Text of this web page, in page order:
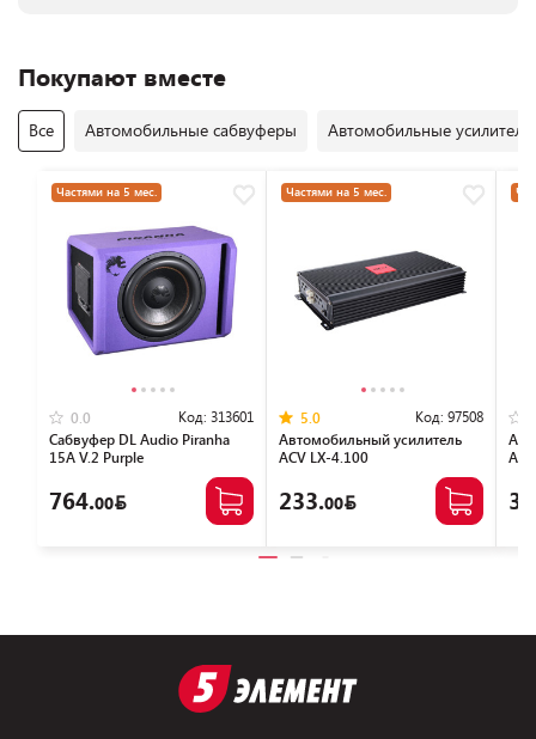
Покупают вместе
Все Автомобильные сабвуферы Автомобильные усилители
Частями на 5 мес.
0.0 Код: 313601
Сабвуфер DL Audio Piranha
15A V.2 Purple
764.00
Частями на 5 мес.
5.0 Код: 97508
Автомобильный усилитель
ACV LX-4.100
233.00